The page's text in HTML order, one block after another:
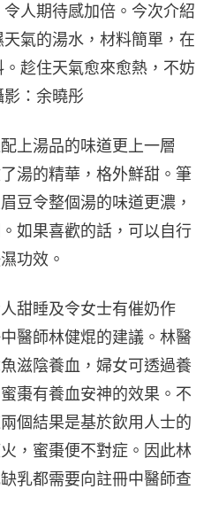
人期待感加倍。今次介紹
氣的湯水，材料簡單，在
趁住天氣愈來愈熱，不妨
：余曉彤
上湯品的味道更上一層
湯的精華，格外鮮甜。筆
豆令整個湯的味道更濃，
如果喜歡的話，可以自行
功效。
甜睡及令女士有催奶作
醫師林健焜的建議。林醫
滋陰養血，婦女可透過養
棗有養血安神的效果。不
個結果是基於飲用人士的
，蜜棗便不對症。因此林
乳都需要向註冊中醫師查